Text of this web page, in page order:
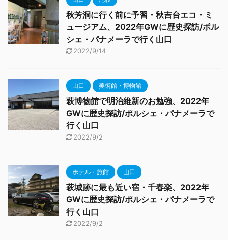
秋芳洞に行く前に予習・秋吉台エコ・ミ
ュージアム、2022年GWに歴史探訪/ポル
シェ・パナメーラで行く山口
2022/9/14
山口 美術館・博物館
萩博物館で明治維新のお勉強、2022年
GWに歴史探訪/ポルシェ・パナメーラで
行く山口
2022/9/2
ホテル・旅館 山口
萩城跡に最も近い宿・千春楽、2022年
GWに歴史探訪/ポルシェ・パナメーラで
行く山口
2022/9/2